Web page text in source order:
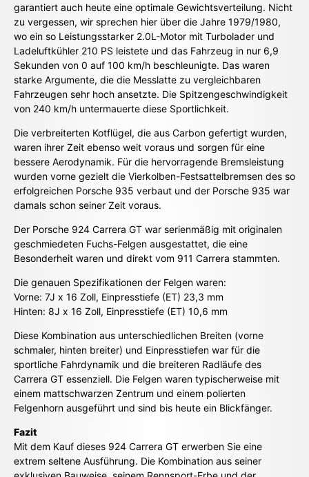
garantiert auch heute eine optimale Gewichtsverteilung. Nicht
zu vergessen, wir sprechen hier über die Jahre 1979/1980,
wo ein so Leistungsstarker 2.0L-Motor mit Turbolader und
Ladeluftkühler 210 PS leistete und das Fahrzeug in nur 6,9
Sekunden von 0 auf 100 km/h beschleunigte. Das waren
starke Argumente, die die Messlatte zu vergleichbaren
Fahrzeugen sehr hoch ansetzte. Die Spitzengeschwindigkeit
von 240 km/h untermauerte diese Sportlichkeit.
Die verbreiterten Kotflügel, die aus Carbon gefertigt wurden,
waren ihrer Zeit ebenso weit voraus und sorgen für eine
bessere Aerodynamik. Für die hervorragende Bremsleistung
wurden vorne gezielt die Vierkolben-Festsattelbremsen des so
erfolgreichen Porsche 935 verbaut und der Porsche 935 war
damals schon seiner Zeit voraus.
Der Porsche 924 Carrera GT war serienmäßig mit originalen
geschmiedeten Fuchs-Felgen ausgestattet, die eine
Besonderheit waren und direkt vom 911 Carrera stammten.
Die genauen Spezifikationen der Felgen waren:
Vorne: 7J x 16 Zoll, Einpresstiefe (ET) 23,3 mm
Hinten: 8J x 16 Zoll, Einpresstiefe (ET) 10,6 mm
Diese Kombination aus unterschiedlichen Breiten (vorne
schmaler, hinten breiter) und Einpresstiefen war für die
sportliche Fahrdynamik und die breiteren Radläufe des
Carrera GT essenziell. Die Felgen waren typischerweise mit
einem mattschwarzen Zentrum und einem polierten
Felgenhorn ausgeführt und sind bis heute ein Blickfänger.
Fazit
Mit dem Kauf dieses 924 Carrera GT erwerben Sie eine
extrem seltene Ausführung. Die Kombination aus seiner